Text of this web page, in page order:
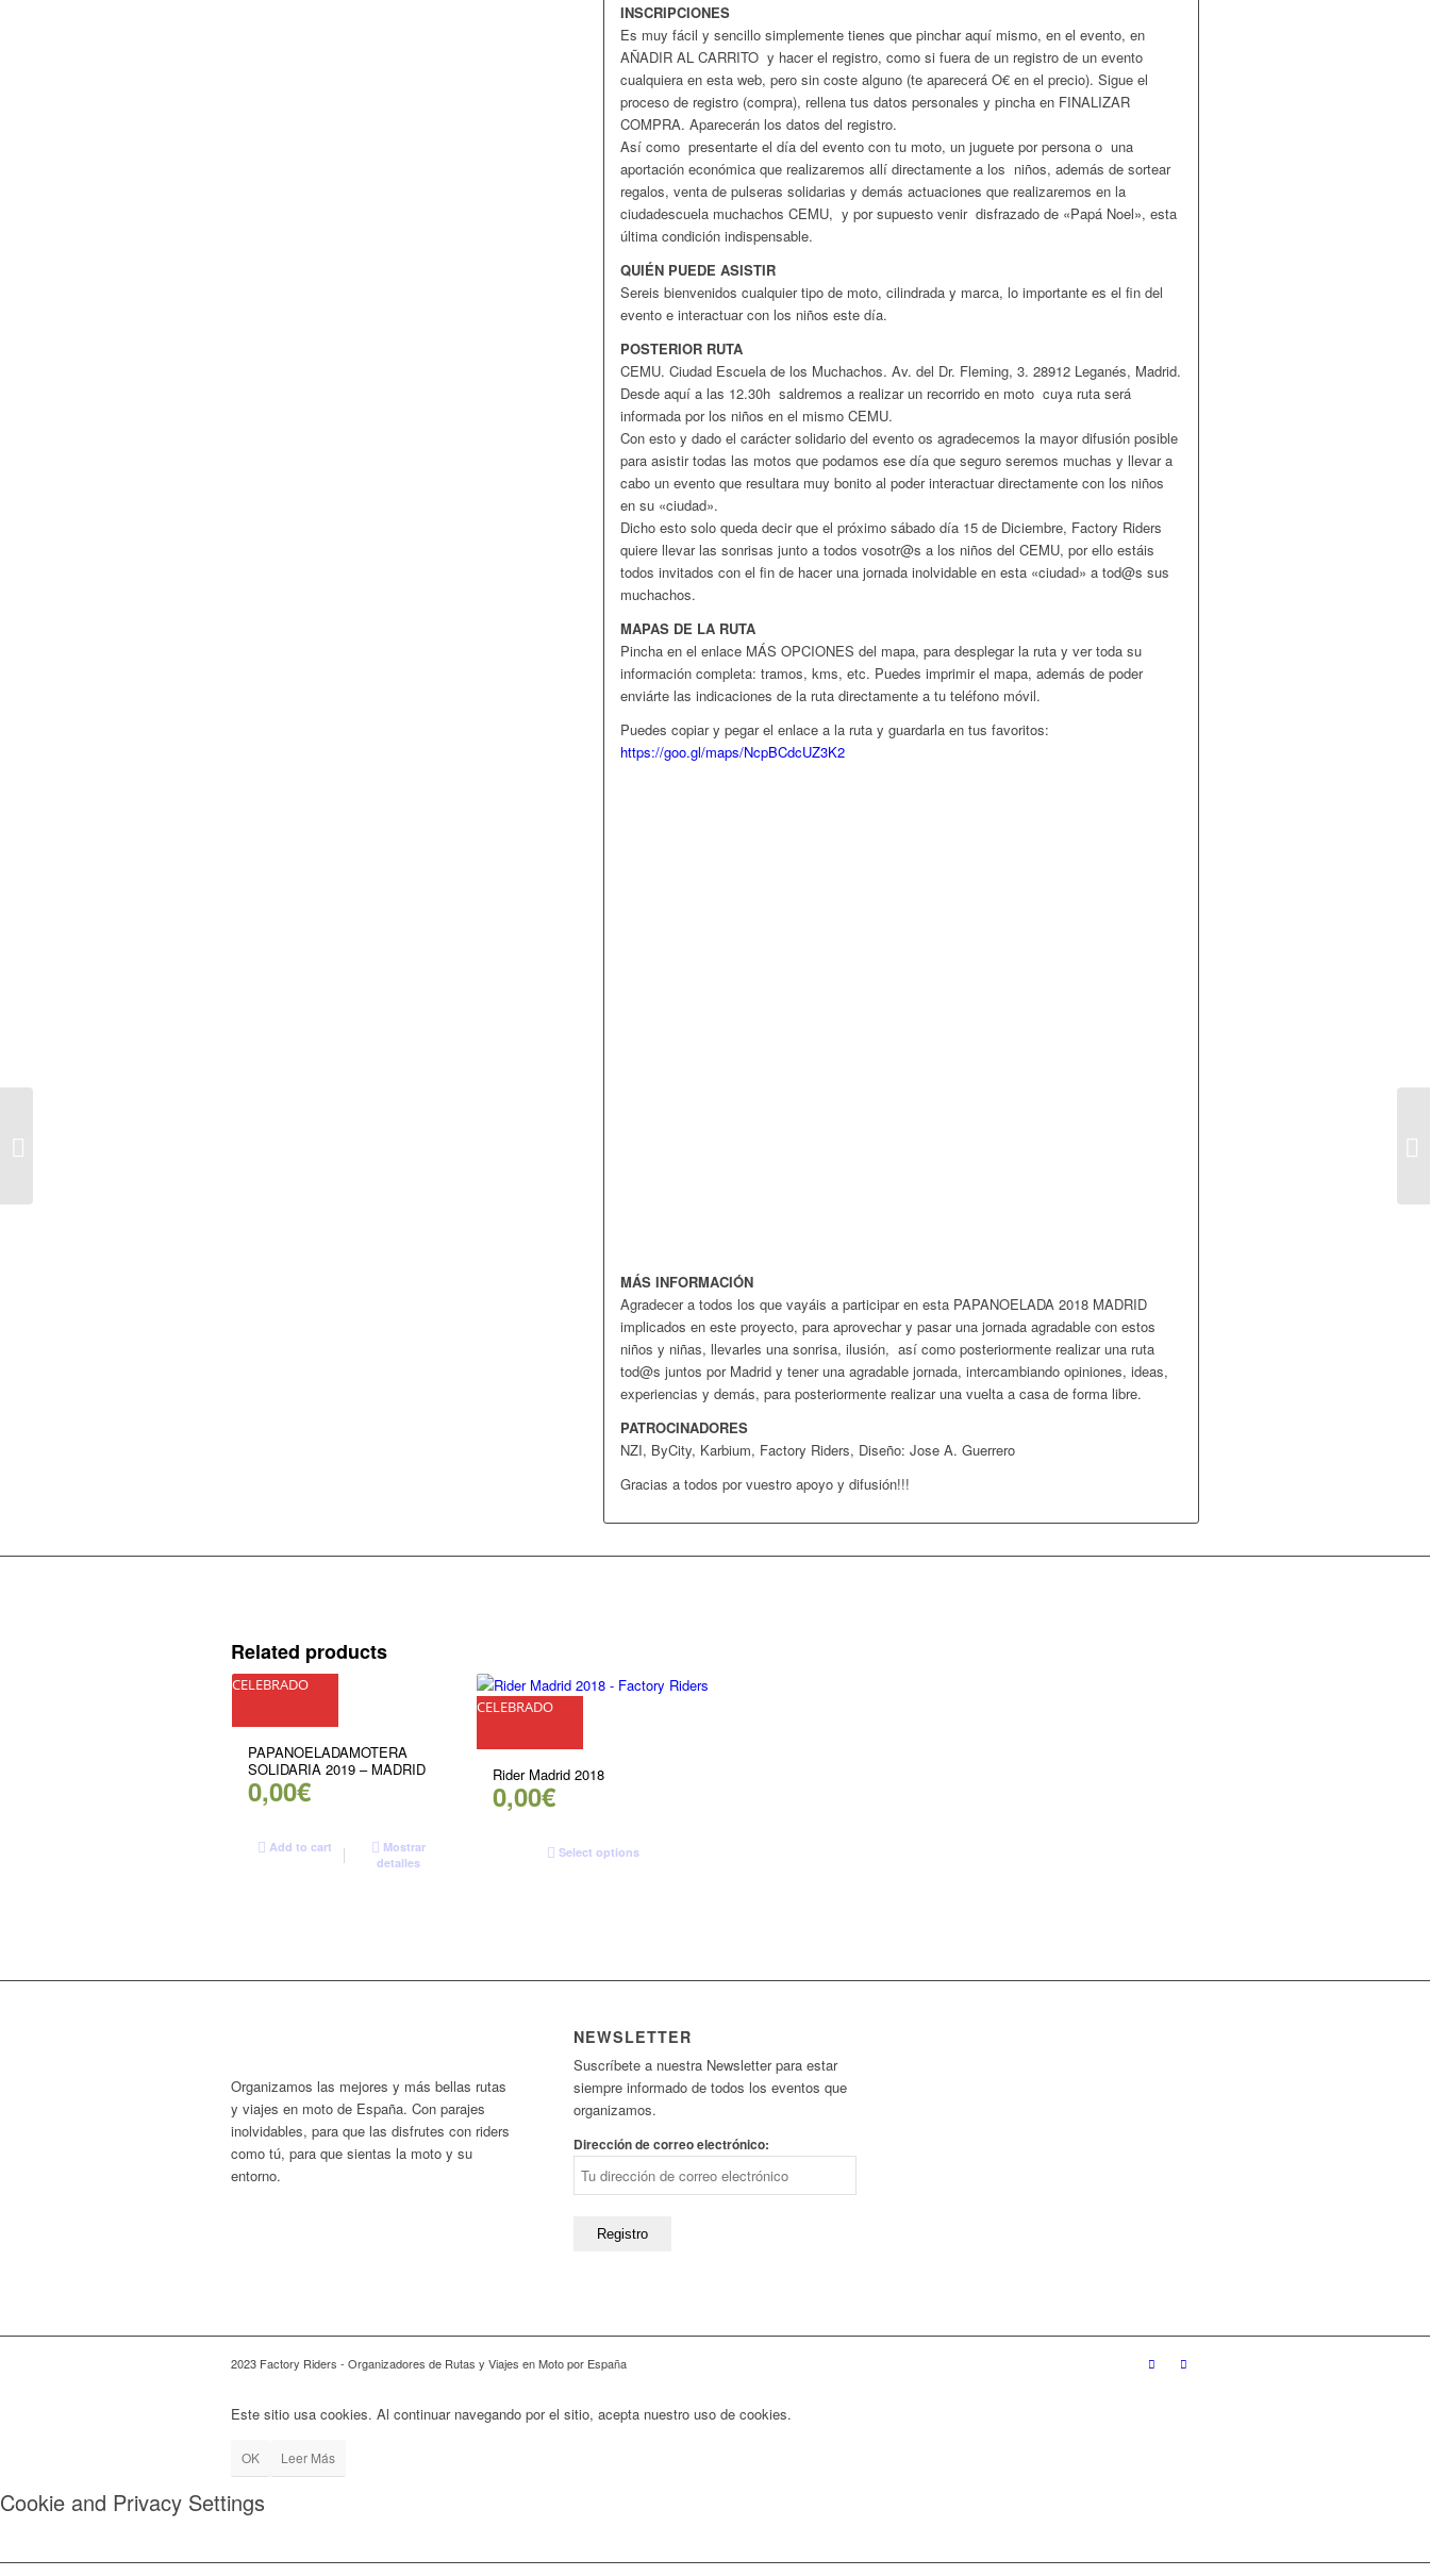
INSCRIPCIONES
Es muy fácil y sencillo simplemente tienes que pinchar aquí mismo, en el evento, en
AÑADIR AL CARRITO y hacer el registro, como si fuera de un registro de un evento
cualquiera en esta web, pero sin coste alguno (te aparecerá O€ en el precio). Sigue el
proceso de registro (compra), rellena tus datos personales y pincha en FINALIZAR
COMPRA. Aparecerán los datos del registro.
Así como presentarte el día del evento con tu moto, un juguete por persona o una
aportación económica que realizaremos allí directamente a los niños, además de sortear
regalos, venta de pulseras solidarias y demás actuaciones que realizaremos en la
ciudadescuela muchachos CEMU, y por supuesto venir disfrazado de «Papá Noel», esta
última condición indispensable.
QUIÉN PUEDE ASISTIR
Sereis bienvenidos cualquier tipo de moto, cilindrada y marca, lo importante es el fin del
evento e interactuar con los niños este día.
POSTERIOR RUTA
CEMU. Ciudad Escuela de los Muchachos. Av. del Dr. Fleming, 3. 28912 Leganés, Madrid.
Desde aquí a las 12.30h saldremos a realizar un recorrido en moto cuya ruta será
informada por los niños en el mismo CEMU.
Con esto y dado el carácter solidario del evento os agradecemos la mayor difusión posible
para asistir todas las motos que podamos ese día que seguro seremos muchas y llevar a
cabo un evento que resultara muy bonito al poder interactuar directamente con los niños
en su «ciudad».
Dicho esto solo queda decir que el próximo sábado día 15 de Diciembre, Factory Riders
quiere llevar las sonrisas junto a todos vosotr@s a los niños del CEMU, por ello estáis
todos invitados con el fin de hacer una jornada inolvidable en esta «ciudad» a tod@s sus
muchachos.
MAPAS DE LA RUTA
Pincha en el enlace MÁS OPCIONES del mapa, para desplegar la ruta y ver toda su
información completa: tramos, kms, etc. Puedes imprimir el mapa, además de poder
enviárte las indicaciones de la ruta directamente a tu teléfono móvil.
Puedes copiar y pegar el enlace a la ruta y guardarla en tus favoritos:
https://goo.gl/maps/NcpBCdcUZ3K2
MÁS INFORMACIÓN
Agradecer a todos los que vayáis a participar en esta PAPANOELADA 2018 MADRID
implicados en este proyecto, para aprovechar y pasar una jornada agradable con estos
niños y niñas, llevarles una sonrisa, ilusión, así como posteriormente realizar una ruta
tod@s juntos por Madrid y tener una agradable jornada, intercambiando opiniones, ideas,
experiencias y demás, para posteriormente realizar una vuelta a casa de forma libre.
PATROCINADORES
NZI, ByCity, Karbium, Factory Riders, Diseño: Jose A. Guerrero
Gracias a todos por vuestro apoyo y difusión!!!
Related products
CELEBRADO
PAPANOELADAMOTERA
SOLIDARIA 2019 – MADRID
0,00€
Add to cart
Mostrar
detalles
CELEBRADO
Rider Madrid 2018
0,00€
Select options
Organizamos las mejores y más bellas rutas
y viajes en moto de España. Con parajes
inolvidables, para que las disfrutes con riders
como tú, para que sientas la moto y su
entorno.
NEWSLETTER
Suscríbete a nuestra Newsletter para estar
siempre informado de todos los eventos que
organizamos.
Dirección de correo electrónico:
2023 Factory Riders - Organizadores de Rutas y Viajes en Moto por España
Este sitio usa cookies. Al continuar navegando por el sitio, acepta nuestro uso de cookies.
OK Leer Más
Cookie and Privacy Settings